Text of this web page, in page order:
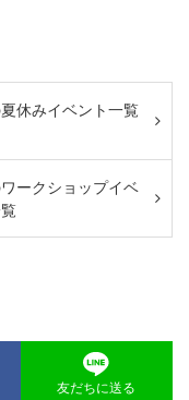
休みイベント一覧
ークショップイベ
友だちに送る